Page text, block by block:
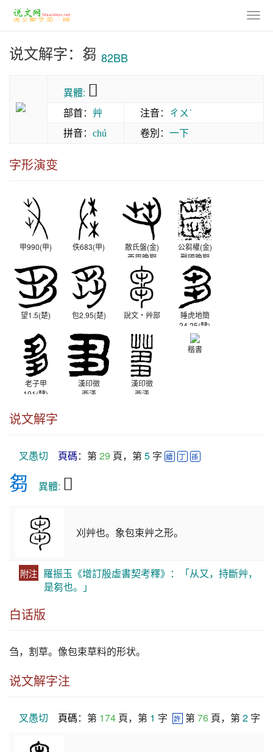
说文解字：芻 82BB
異體: 𠣧
部首： 艸 注音： ㄔㄨˊ
拼音： chú 卷別： 一下
字形演变
甲990(甲) 佚683(甲)
散氏盤(金)
西周晚期
公芻權(金)
戰國晚期
望1.5(楚) 包2.95(楚) 說文‧艸部
睡虎地簡
24.25(隸)
秦
老子甲
101(隸)
漢印徵
西漢
漢印徵
西漢
楷書
说文解字
叉愚切 頁碼：第 29 頁，第 5 字 續 丁 孫
芻 異體: 𠣧
刈艸也。象包束艸之形。
附注 羅振玉《增訂殷虛書契考釋》：「从又，持斷艸，
是芻也。」
白话版
刍，割草。像包束草料的形状。
说文解字注
叉愚切 頁碼：第 174 頁，第 1 字 許 第 76 頁，第 2 字